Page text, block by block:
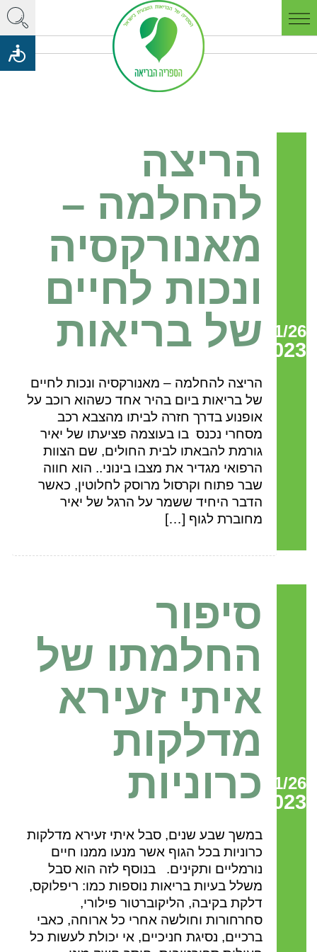
01/26
2023
הריצה
להחלמה –
מאנורקסיה
ונכות לחיים
של בריאות
הריצה להחלמה – מאנורקסיה ונכות לחיים
של בריאות ביום בהיר אחד כשהוא רוכב על
אופנוע בדרך חזרה לביתו מהצבא רכב
מסחרי נכנס בו בעוצמה פציעתו של יאיר
גורמת להבאתו לבית החולים, שם הצוות
הרפואי מגדיר את מצבו בינוני.. הוא חווה
שבר פתוח וקרסול מרוסק לחלוטין, כאשר
הדבר היחיד ששמר על הרגל של יאיר
מחוברת לגוף […]
01/26
2023
סיפור
החלמתו של
איתי זעירא
מדלקות
כרוניות
במשך שבע שנים, סבל איתי זעירא מדלקות
כרוניות בכל הגוף אשר מנעו ממנו חיים
נורמליים ותקינים. בנוסף לזה הוא סבל
משלל בעיות בריאות נוספות כמו: ריפלוקס,
דלקת בקיבה, הליקוברטור פילורי,
סחרחורות וחולשה אחרי כל ארוחה, כאבי
ברכיים, נסיגת חניכיים, אי יכולת לעשות כל